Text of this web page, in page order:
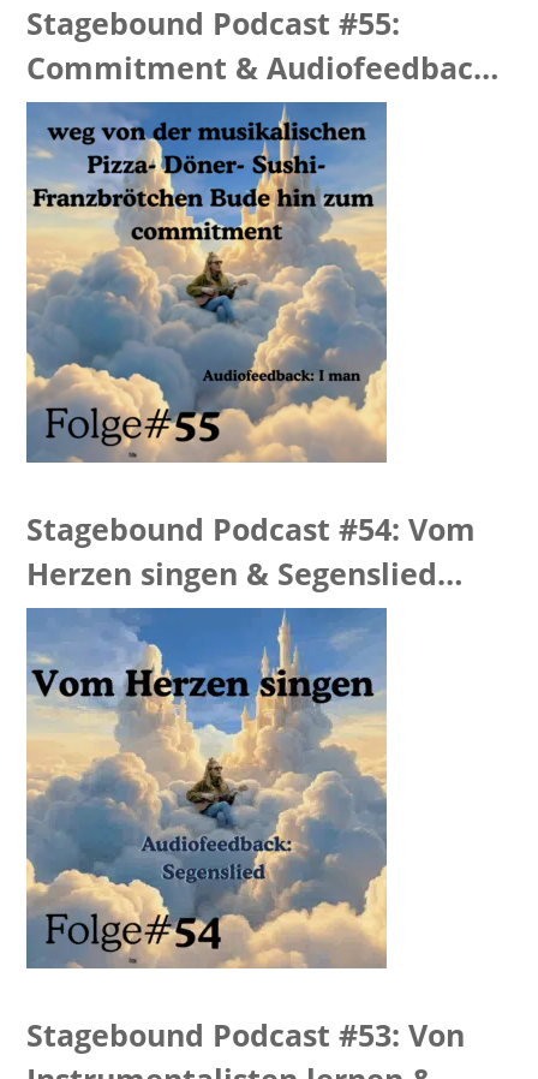
Stagebound Podcast #55:
Commitment & Audiofeedback
“I man”
Stagebound Podcast #54: Vom
Herzen singen & Segenslied
Feedback
Stagebound Podcast #53: Von